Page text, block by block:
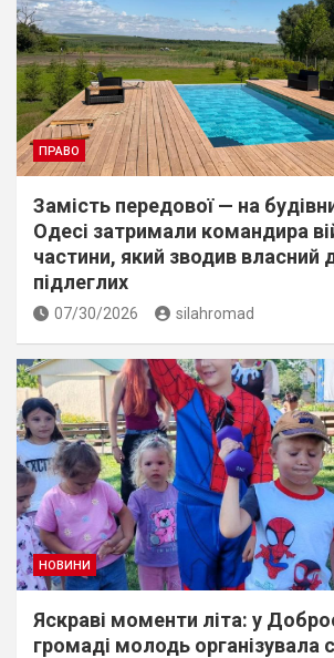
ПРАВО
Замість передової — на
Одесі затримали командира
частини, який зводив власний
підлеглих
07/30/2026 silahromad
НОВИНИ
Яскраві моменти літа: у
громаді молодь організувала